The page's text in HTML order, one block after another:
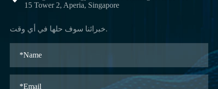
15 Tower 2, Aperia, Singapore
خبرائنا سوف حلها في أي وقت.